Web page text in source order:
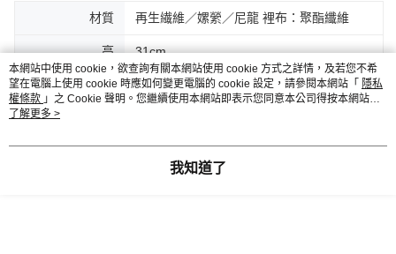
材質 再生繊維／嫘縈／尼龍 裡布：聚酯纖維
高 31cm
寬 40cm
本網站中使用 cookie，欲查詢有關本網站使用 cookie 方式之詳情，及若您不希
望在電腦上使用 cookie 時應如何變更電腦的 cookie 設定，請參閱本網站「 隱私
權條款 」之 Cookie 聲明。您繼續使用本網站即表示您同意本公司得按本網站使
用條款之 Cookie 聲明使用 cookie。
了解更多 >
我知道了